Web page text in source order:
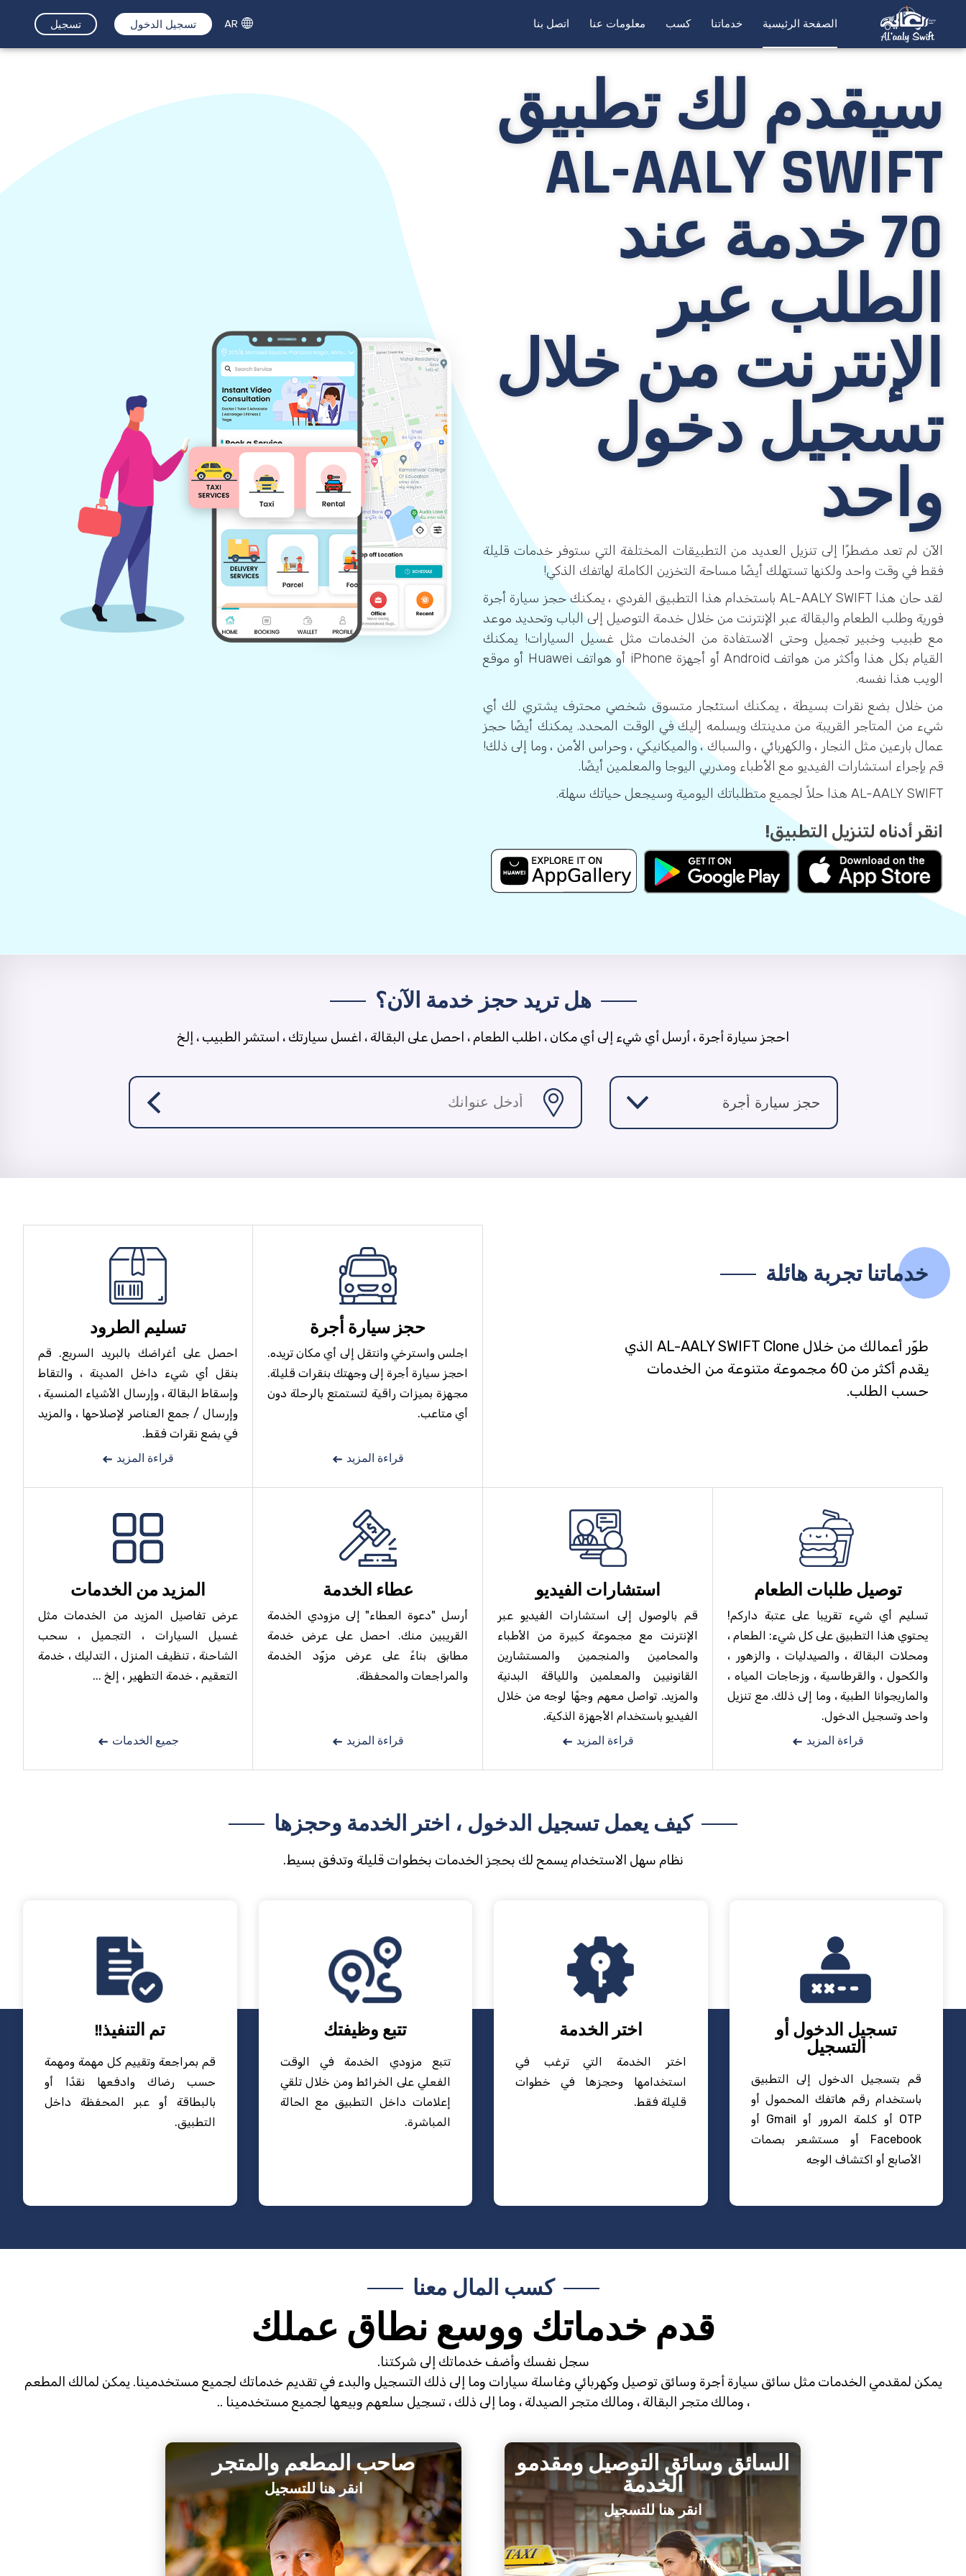
الصفحة الرئيسية خدماتنا كسب معلومات عنا اتصل بنا AR تسجيل الدخول تسجيل
سيقدم لك تطبيق
AL-AALY SWIFT
70 خدمة عند
الطلب عبر
الإنترنت من خلال
تسجيل دخول
واحد
الآن لم تعد مضطرًا إلى تنزيل العديد من التطبيقات المختلفة التي ستوفر خدمات قليلة
فقط في وقت واحد ولكنها تستهلك أيضًا مساحة التخزين الكاملة لهاتفك الذكي!
لقد حان هذا AL-AALY SWIFT باستخدام هذا التطبيق الفردي ، يمكنك حجز سيارة أجرة
فورية وطلب الطعام والبقالة عبر الإنترنت من خلال خدمة التوصيل إلى الباب وتحديد موعد
مع طبيب وخبير تجميل وحتى الاستفادة من الخدمات مثل غسيل السيارات! يمكنك
القيام بكل هذا وأكثر من هواتف Android أو أجهزة iPhone أو هواتف Huawei أو موقع
الويب هذا نفسه.
من خلال بضع نقرات بسيطة ، يمكنك استئجار متسوق شخصي محترف يشتري لك أي
شيء من المتاجر القريبة من مدينتك ويسلمه إليك في الوقت المحدد. يمكنك أيضًا حجز
عمال بارعين مثل النجار ، والكهربائي ، والسباك ، والميكانيكي ، وحراس الأمن ، وما إلى ذلك!
قم بإجراء استشارات الفيديو مع الأطباء ومدربي اليوجا والمعلمين أيضًا.
AL-AALY SWIFT هذا حلاً لجميع متطلباتك اليومية وسيجعل حياتك سهلة.
انقر أدناه لتنزيل التطبيق!
هل تريد حجز خدمة الآن؟
احجز سيارة أجرة ، أرسل أي شيء إلى أي مكان ، اطلب الطعام ، احصل على البقالة ، اغسل سيارتك ، استشر الطبيب ، إلخ
خدماتنا تجربة هائلة
طوّر أعمالك من خلال AL-AALY SWIFT Clone الذي
يقدم أكثر من 60 مجموعة متنوعة من الخدمات
حسب الطلب.
حجز سيارة أجرة
اجلس واسترخي وانتقل إلى أي مكان تريده.
احجز سيارة أجرة إلى وجهتك بنقرات قليلة.
مجهزة بميزات راقية لتستمتع بالرحلة دون
أي متاعب.
قراءة المزيد
تسليم الطرود
احصل على أغراضك بالبريد السريع. قم
بنقل أي شيء داخل المدينة ، والتقاط
وإسقاط البقالة ، وإرسال الأشياء المنسية ،
وإرسال / جمع العناصر لإصلاحها ، والمزيد
في بضع نقرات فقط.
قراءة المزيد
توصيل طلبات الطعام
تسليم أي شيء تقريبا على عتبة داركم!
يحتوي هذا التطبيق على كل شيء: الطعام ،
ومحلات البقالة ، والصيدليات ، والزهور ،
والكحول ، والقرطاسية ، وزجاجات المياه ،
والماريجوانا الطبية ، وما إلى ذلك. مع تنزيل
واحد وتسجيل الدخول.
قراءة المزيد
استشارات الفيديو
قم بالوصول إلى استشارات الفيديو عبر
الإنترنت مع مجموعة كبيرة من الأطباء
والمحامين والمنجمين والمستشارين
القانونيين والمعلمين واللياقة البدنية
والمزيد. تواصل معهم وجهًا لوجه من خلال
الفيديو باستخدام الأجهزة الذكية.
قراءة المزيد
عطاء الخدمة
أرسل "دعوة العطاء" إلى مزودي الخدمة
القريبين منك. احصل على عرض خدمة
مطابق بناءً على عرض مزوّد الخدمة
والمراجعات والمحفظة.
قراءة المزيد
المزيد من الخدمات
عرض تفاصيل المزيد من الخدمات مثل
غسيل السيارات ، التجميل ، سحب
الشاحنة ، تنظيف المنزل ، التدليك ، خدمة
التعقيم ، خدمة التطهير ، إلخ ...
جميع الخدمات
كيف يعمل تسجيل الدخول ، اختر الخدمة وحجزها
نظام سهل الاستخدام يسمح لك بحجز الخدمات بخطوات قليلة وتدفق بسيط.
تسجيل الدخول أو
التسجيل
قم بتسجيل الدخول إلى التطبيق
باستخدام رقم هاتفك المحمول أو
OTP أو كلمة المرور أو Gmail أو
Facebook أو مستشعر بصمات
الأصابع أو اكتشاف الوجه
اختر الخدمة
اختر الخدمة التي ترغب في
استخدامها وحجزها في خطوات
قليلة فقط.
تتبع وظيفتك
تتبع مزودي الخدمة في الوقت
الفعلي على الخرائط ومن خلال تلقي
إعلامات داخل التطبيق مع الحالة
المباشرة.
تم التنفيذ!!
قم بمراجعة وتقييم كل مهمة ومهمة
حسب رضاك وادفعها نقدًا أو
بالبطاقة أو عبر المحفظة داخل
التطبيق.
كسب المال معنا
قدم خدماتك ووسع نطاق عملك
سجل نفسك وأضف خدماتك إلى شركتنا.
يمكن لمقدمي الخدمات مثل سائق سيارة أجرة وسائق توصيل وكهربائي وغاسلة سيارات وما إلى ذلك التسجيل والبدء في تقديم خدماتك لجميع مستخدمينا. يمكن لمالك المطعم
، ومالك متجر البقالة ، ومالك متجر الصيدلة ، وما إلى ذلك ، تسجيل سلعهم وبيعها لجميع مستخدمينا ..
السائق وسائق التوصيل ومقدمو
الخدمة
انقر هنا للتسجيل
صاحب المطعم والمتجر
انقر هنا للتسجيل